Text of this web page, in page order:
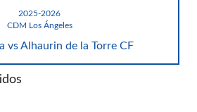
2025-2026
CDM Los Ángeles
vs Alhaurin de la Torre CF